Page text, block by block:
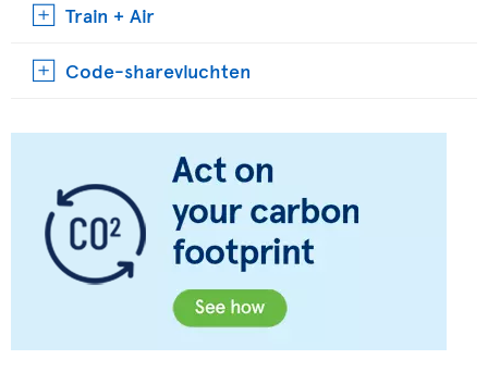
Train + Air
Code-sharevluchten